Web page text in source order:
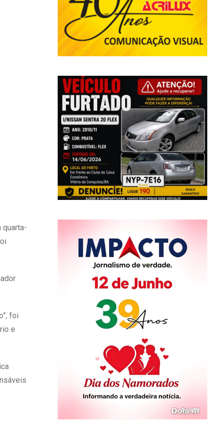
quarta-
foi
e